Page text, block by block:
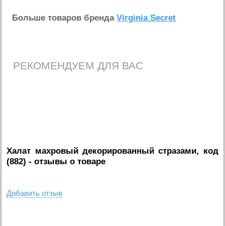
Больше товаров брендаVirginia Secret
РЕКОМЕНДУЕМ ДЛЯ ВАС
Халат махровый декорированный стразами, код
(882) - отзывы о товаре
Добавить отзыв